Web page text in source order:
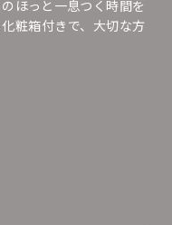
ほっと一息つく時間を
粧箱付きで、大切な方